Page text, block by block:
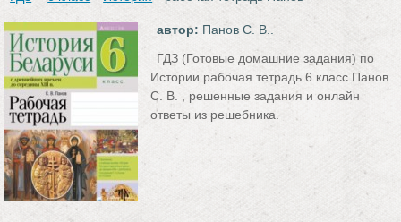
автор: Панов С. В..
ГДЗ (Готовые домашние задания) по
Истории рабочая тетрадь 6 класс Панов
С. В. , решенные задания и онлайн
ответы из решебника.